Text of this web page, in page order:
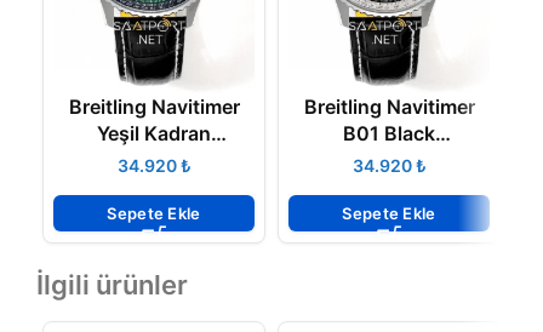
Breitling Navitimer
Yeşil Kadran
Chronograph 41mm
₺
Sepete Ekle
Breitling Navitimer
B01 Black
Chronograph 41 Eta
₺
Sepete Ekle
İlgili ürünler